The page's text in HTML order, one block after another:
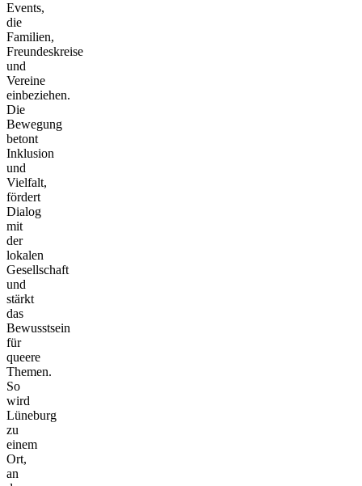
Events,
die
Familien,
Freundeskreise
und
Vereine
einbeziehen.
Die
Bewegung
betont
Inklusion
und
Vielfalt,
fördert
Dialog
mit
der
lokalen
Gesellschaft
und
stärkt
das
Bewusstsein
für
queere
Themen.
So
wird
Lüneburg
zu
einem
Ort,
an